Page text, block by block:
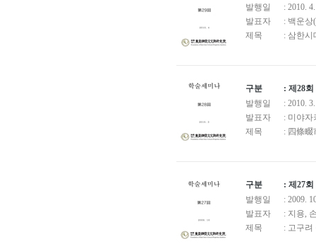
발행일
: 2010.
발표자
: 백운
제목
: 삼한시
구분
: 제28
발행일
: 2010.
발표자
: 미야
제목
: 四條
구분
: 제27
발행일
: 2009.
발표자
: 지용,
제목
: 고구